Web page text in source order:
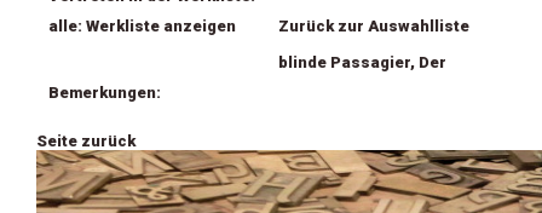
alle: Werkliste anzeigen
Zurück zur Auswahlliste
blinde Passagier, Der
Bemerkungen:
Seite zurück